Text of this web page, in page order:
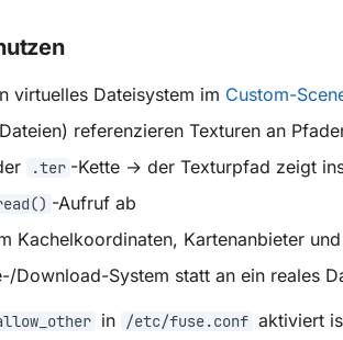
virtuelles Dateisystem im Custom-
referenzieren Texturen an
.ter -Kette → der Texturpfad zeigt
-Aufruf ab
Kachelkoordinaten, Kartenanbieter
Download-System statt an ein reales
in /etc/fuse.conf aktiviert